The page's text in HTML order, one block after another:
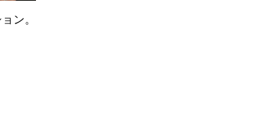
ン。